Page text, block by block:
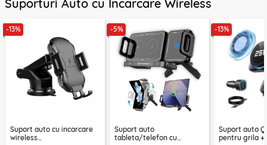
Suporturi Auto cu Incarcare Wireless
-13%
Suport auto cu incarcare
wireless
-5%
Suport auto
tableta/telefon cu
-13%
Suport auto
pentru grila +